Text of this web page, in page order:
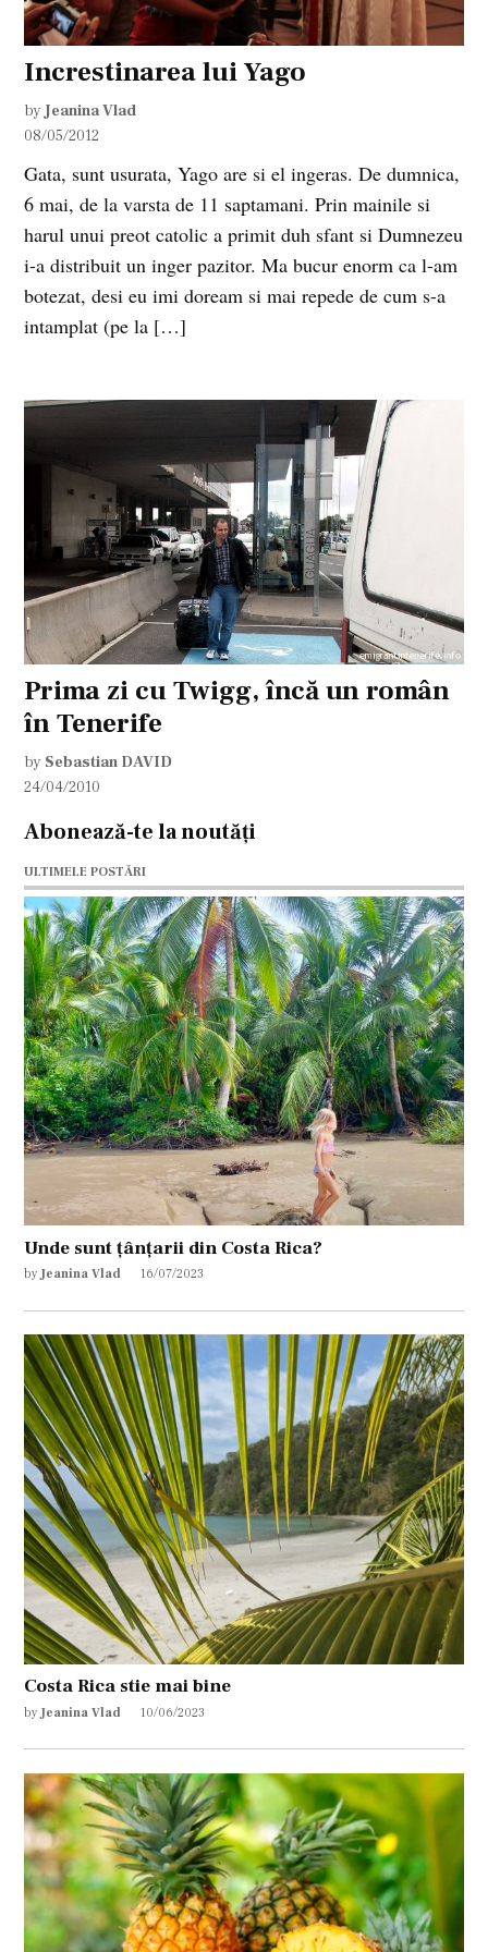
Increstinarea lui Yago
by Jeanina Vlad
08/05/2012
Gata, sunt usurata, Yago are si el ingeras. De dumnica,
6 mai, de la varsta de 11 saptamani. Prin mainile si
harul unui preot catolic a primit duh sfant si Dumnezeu
i-a distribuit un inger pazitor. Ma bucur enorm ca l-am
botezat, desi eu imi doream si mai repede de cum s-a
intamplat (pe la […]
Prima zi cu Twigg, încă un român
în Tenerife
by Sebastian DAVID
24/04/2010
Abonează-te la noutăți
ULTIMELE POSTĂRI
Unde sunt țânțarii din Costa Rica?
by Jeanina Vlad 16/07/2023
Costa Rica stie mai bine
by Jeanina Vlad 10/06/2023